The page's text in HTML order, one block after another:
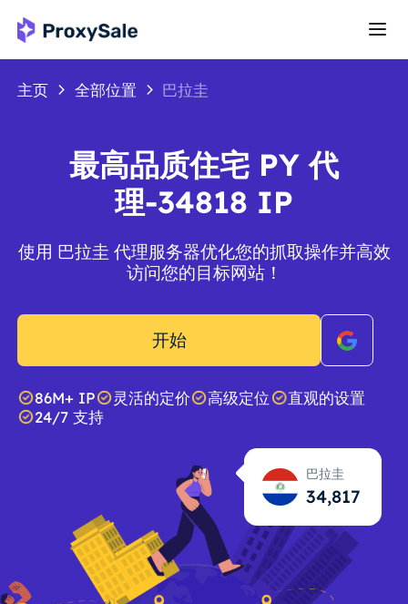
主页 全部位置 巴拉圭
最高品质住宅 PY 代
理-34818 IP
使用 巴拉圭 代理服务器优化您的抓取操作并高效
访问您的目标网站！
开始
86M+ IP 灵活的定价 高级定位
直观的设置
24/7 支持
巴拉圭
34,818